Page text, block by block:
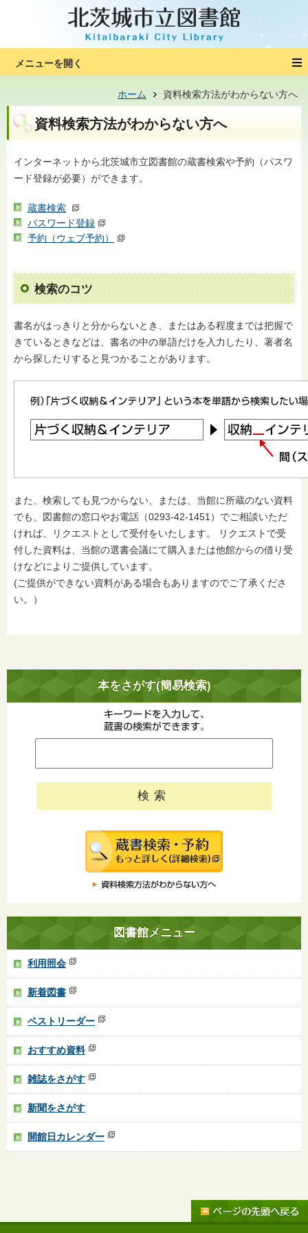
ホーム 資料検索方法がわからない方へ
本をさがす(簡易検索)
図書館メニュー
利用照会
新着図書
ベストリーダー
おすすめ資料
雑誌をさがす
新聞をさがす
開館日カレンダー
資料検索方法がわからない方へ
インターネットから北茨城市立図書館の蔵書検索や予約（パスワ
ード登録が必要）ができます。
蔵書検索
パスワード登録
予約（ウェブ予約）
検索のコツ
書名がはっきりと分からないとき、またはある程度までは把握で
きているときなどは、書名の中の単語だけを入力したり、著者名
から探したりすると見つかることがあります。
また、検索しても見つからない、または、当館に所蔵のない資料
でも、図書館の窓口やお電話（0293-42-1451）でご相談いただ
ければ、リクエストとして受付をいたします。 リクエストで受
付した資料は、当館の選書会議にて購入または他館からの借り受
けなどによりご提供しています。
(ご提供ができない資料がある場合もありますのでご了承くださ
い。）